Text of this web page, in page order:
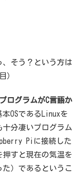
そう？という方は
）
ログラムがC言語か
OSであるLinuxを
分凄いプログラム
Piに接続した
すと現在の気温を
）であるというこ